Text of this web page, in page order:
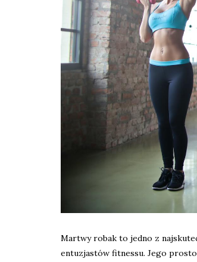
Martwy robak to jedno z
entuzjastów fitnessu. Jego